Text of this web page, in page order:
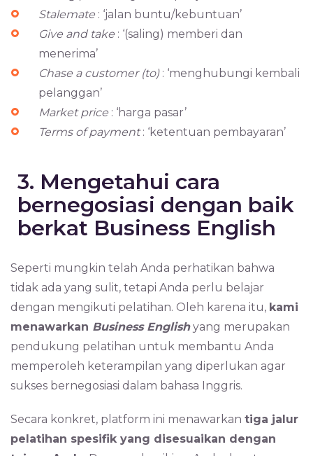
Stalemate : ‘jalan buntu/kebuntuan’
Give and take : ‘(saling) memberi dan
menerima’
Chase a customer (to): ‘menghubungi kembali
pelanggan’
Market price : ‘harga pasar’
Terms of payment: ‘ketentuan pembayaran’
3. Mengetahui cara
bernegosiasi dengan baik
berkat Business English
Seperti mungkin telah Anda perhatikan bahwa
tidak ada yang sulit, tetapi Anda perlu belajar
dengan mengikuti pelatihan. Oleh karena itu, kami
menawarkan Business Englishyang merupakan
pendukung pelatihan untuk membantu Anda
memperoleh keterampilan yang diperlukan agar
sukses bernegosiasi dalam bahasa Inggris.
Secara konkret, platform ini menawarkan tiga jalur
pelatihan spesifik yang disesuaikan dengan